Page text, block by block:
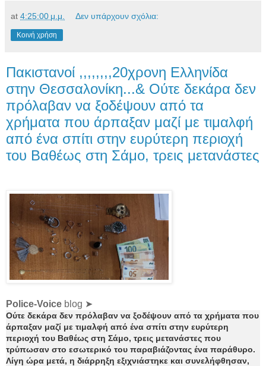
at 4:25:00 μ.μ. Δεν υπάρχουν σχόλια:
Κοινή χρήση
Πακιστανοί ,,,,,,,,20χρονη Ελληνίδα
στην Θεσσαλονίκη...& Ούτε δεκάρα δεν
πρόλαβαν να ξοδέψουν από τα
χρήματα που άρπαξαν μαζί με τιμαλφή
από ένα σπίτι στην ευρύτερη περιοχή
του Βαθέως στη Σάμο, τρεις μετανάστες
Police-Voice blog ➤
Ούτε δεκάρα δεν πρόλαβαν να ξοδέψουν από τα χρήματα που
άρπαξαν μαζί με τιμαλφή από ένα σπίτι στην ευρύτερη
περιοχή του Βαθέως στη Σάμο, τρεις μετανάστες που
τρύπωσαν στο εσωτερικό του παραβιάζοντας ένα παράθυρο.
Λίγη ώρα μετά, η διάρρηξη εξιχνιάστηκε και συνελήφθησαν,